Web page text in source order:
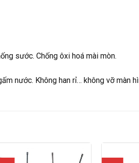
sước. Chống ôxi hoá mài mòn.
nước. Không han rỉ… không vỡ màn hì